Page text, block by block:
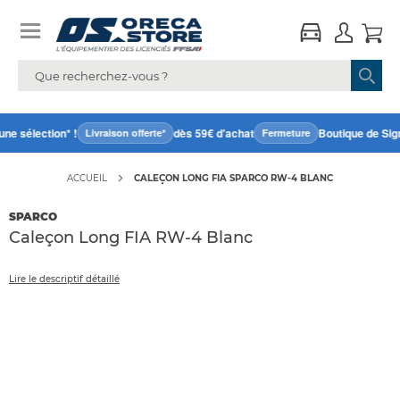
sélection* ! Livraison offerte* dès 59€ d'achat Fermeture Boutique de
ACCUEIL CALEÇON LONG FIA SPARCO RW-4 BLANC
SPARCO
Caleçon Long FIA RW-4 Blanc
Lire le descriptif détaillé